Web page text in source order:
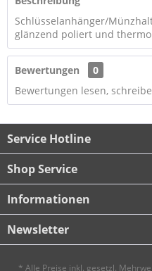
Schlüsselanhänger/
glänzend poliert und
Bewertungen
0
Bewertungen lesen,
Service Hotline
Shop Service
Informationen
Newsletter
* Alle Preise inkl. gesetzl.